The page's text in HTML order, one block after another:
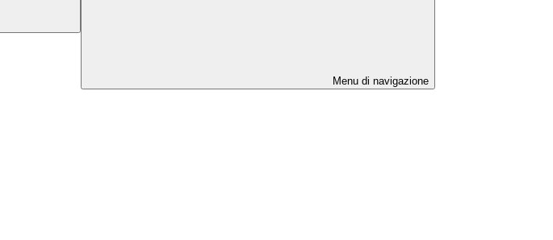
Menu di navigazione